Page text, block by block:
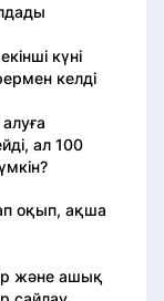
күні
келді
ал 100
оқып, ақша
және ашық